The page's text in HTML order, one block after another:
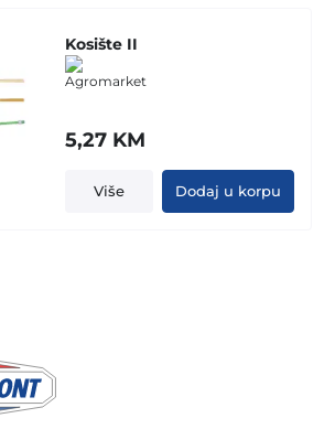
Kosište II
5,27 KM
Više Dodaj u korpu